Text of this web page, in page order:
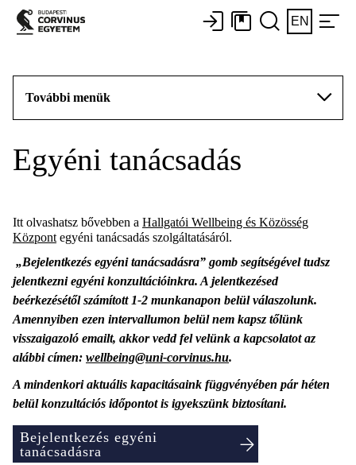
EN
További menük
Egyéni tanácsadás
Itt olvashatsz bővebben a Hallgatói Wellbeing és Közösség
Központ egyéni tanácsadás szolgáltatásáról.
„Bejelentkezés egyéni tanácsadásra” gomb segítségével tudsz
jelentkezni egyéni konzultációinkra. A jelentkezésed
beérkezésétől számított 1-2 munkanapon belül válaszolunk.
Amennyiben ezen intervallumon belül nem kapsz tőlünk
visszaigazoló emailt, akkor vedd fel velünk a kapcsolatot az
alábbi címen: wellbeing@uni-corvinus.hu.
A mindenkori aktuális kapacitásaink függvényében pár héten
belül konzultációs időpontot is igyekszünk biztosítani.
Bejelentkezés egyéni
tanácsadásra